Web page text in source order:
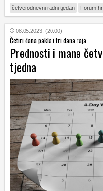
četverodnevni radni tjedan Forum.hr
08.05.2023. (20:00)
Četiri dana pakla i tri dana raja
Prednosti i mane
tjedna